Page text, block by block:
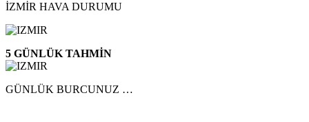
İZMİR HAVA DURUMU
5 GÜNLÜK TAHMİN
GÜNLÜK BURCUNUZ …